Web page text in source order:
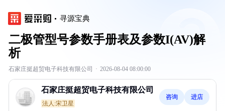
寻源宝典
二极管型号参数手册表及参数I(AV)解
析
石家庄挺超贸电子科技有限公司 · 2026-08-04 08:00:00
石家庄挺超贸电子科技有限公司
法人:宋卫星
咨询 进店